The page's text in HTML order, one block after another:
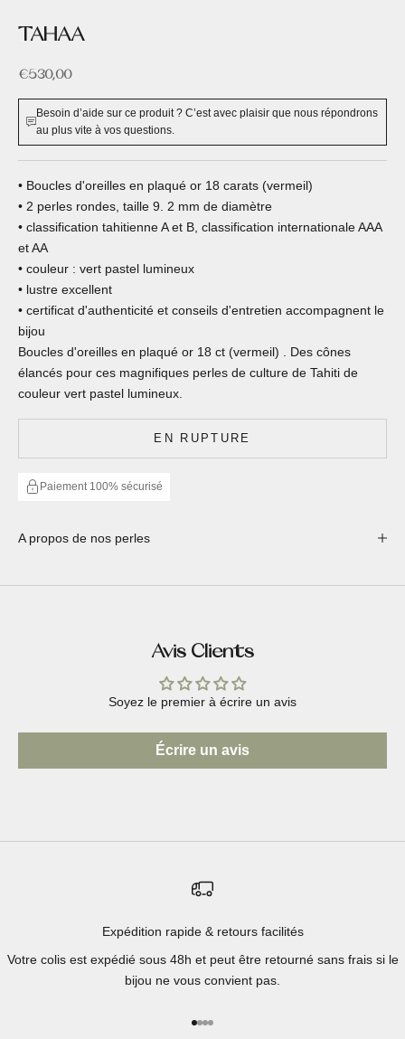
TAHAA
Prix de vente
€530,00
Besoin d’aide sur ce produit ? C’est avec plaisir que nous répondrons
au plus vite à vos questions.
• Boucles d'oreilles en plaqué or 18 carats (vermeil)
• 2 perles rondes, taille 9. 2 mm de diamètre
• classification tahitienne A et B, classification internationale AAA
et AA
• couleur : vert pastel lumineux
• lustre excellent
• certificat d'authenticité et conseils d'entretien accompagnent le
bijou
Boucles d'oreilles en plaqué or 18 ct (vermeil) . Des cônes
élancés pour ces magnifiques perles de culture de Tahiti de
couleur vert pastel lumineux.
EN RUPTURE
Paiement 100% sécurisé
A propos de nos perles
Avis Clients
Soyez le premier à écrire un avis
Écrire un avis
Expédition rapide & retours facilités
Votre colis est expédié sous 48h et peut être retourné sans frais si le
bijou ne vous convient pas.
Aller à l'élément 1
Aller à l'élément 2
Aller à l'élément 3
Aller à l'élément 4